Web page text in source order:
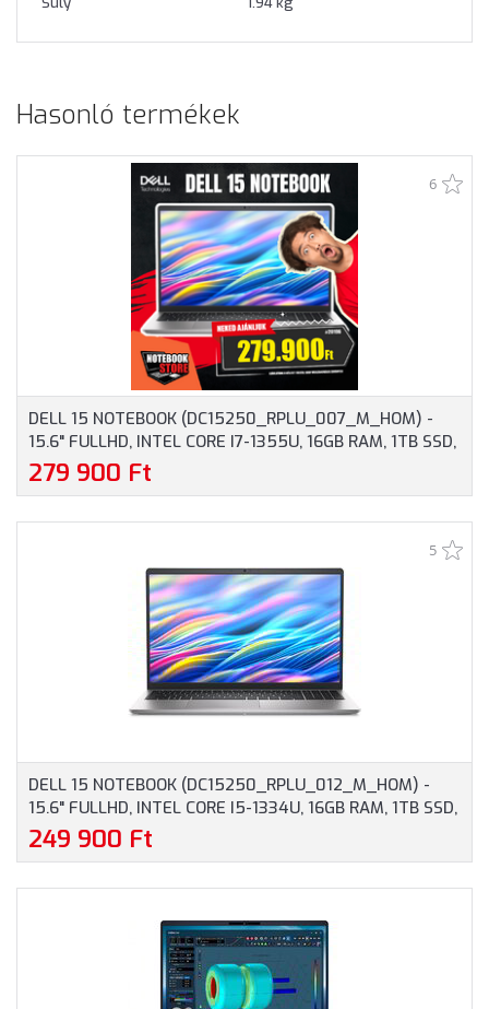
Hasonló termékek
6
DELL 15 NOTEBOOK (DC15250_RPLU_007_M_HOM) -
15.6" FULLHD, INTEL CORE I7-1355U, 16GB RAM, 1TB SSD,
MAGYAR BILLENTYŰZET, WINDOWS 11 HOME, 3 ÉV
GARANCIA, EZÜST SZÍNBEN
279 900 Ft
5
DELL 15 NOTEBOOK (DC15250_RPLU_012_M_HOM) -
15.6" FULLHD, INTEL CORE I5-1334U, 16GB RAM, 1TB SSD,
MAGYAR BILLENTYŰZET, WINDOWS 11 HOME, 3 ÉV
GARANCIA, EZÜST SZÍNBEN
249 900 Ft